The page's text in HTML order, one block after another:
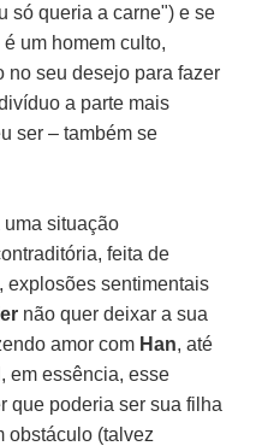
só queria a carne") e se
é um homem culto,
no seu desejo para fazer
a parte mais
ser – também se
uma situação
feita de
explosões sentimentais
não quer deixar a sua
amor com Han, até
em essência, esse
que poderia ser sua filha
obstáculo (talvez